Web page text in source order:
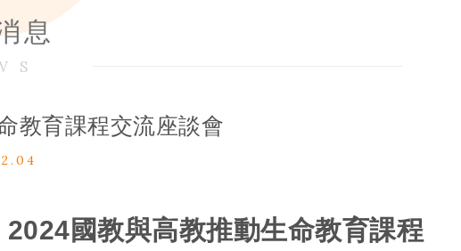
息
教育課程交流座談會
2024國教與高教推動生命教育課程